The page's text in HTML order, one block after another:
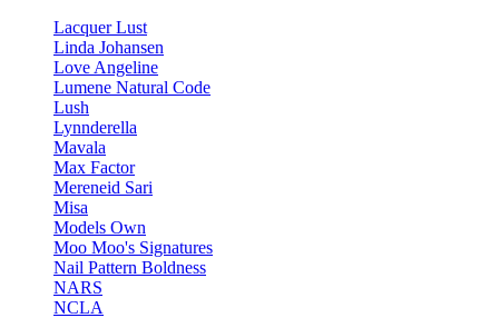
Lacquer Lust
Linda Johansen
Love Angeline
Lumene Natural Code
Lush
Lynnderella
Mavala
Max Factor
Mereneid Sari
Misa
Models Own
Moo Moo's Signatures
Nail Pattern Boldness
NARS
NCLA